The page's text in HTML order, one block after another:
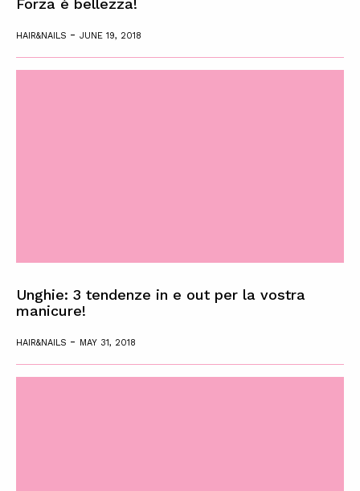
Forza è bellezza!
HAIR&NAILS - JUNE 19, 2018
Unghie: 3 tendenze in e out per la vostra
manicure!
HAIR&NAILS - MAY 31, 2018